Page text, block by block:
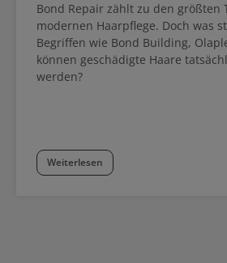
Bond Repair zählt zu den größten
modernen Haarpflege. Doch was
Begriffen wie Bond Building,
können geschädigte Haare
werden?
Weiterlesen